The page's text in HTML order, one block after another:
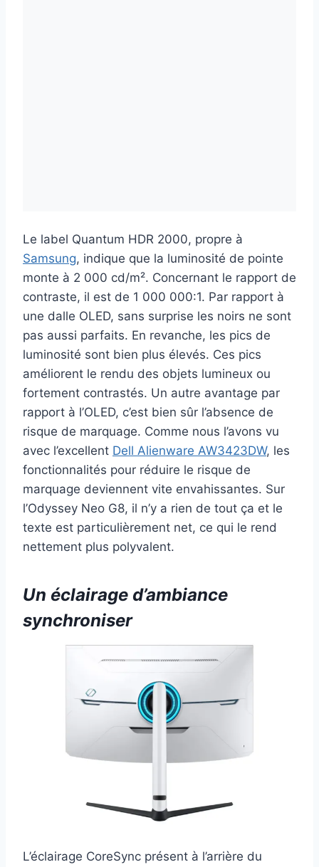
Le label Quantum HDR 2000, propre à
Samsung, indique que la luminosité de pointe
monte à 2 000 cd/m². Concernant le rapport de
contraste, il est de 1 000 000:1. Par rapport à
une dalle OLED, sans surprise les noirs ne sont
pas aussi parfaits. En revanche, les pics de
luminosité sont bien plus élevés. Ces pics
améliorent le rendu des objets lumineux ou
fortement contrastés. Un autre avantage par
rapport à l’OLED, c’est bien sûr l’absence de
risque de marquage. Comme nous l’avons vu
avec l’excellent Dell Alienware AW3423DW, les
fonctionnalités pour réduire le risque de
marquage deviennent vite envahissantes. Sur
l’Odyssey Neo G8, il n’y a rien de tout ça et le
texte est particulièrement net, ce qui le rend
nettement plus polyvalent.
Un éclairage d’ambiance
synchroniser
L’éclairage CoreSync présent à l’arrière du